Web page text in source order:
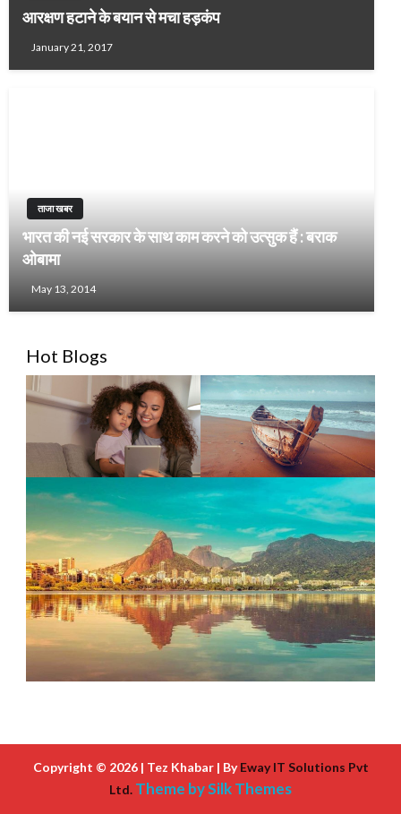
आरक्षण हटाने के बयान से मचा हड़कंप
January 21, 2017
ताजा खबर
भारत की नई सरकार के साथ काम करने को उत्सुक हैं : बराक
ओबामा
May 13, 2014
Hot Blogs
Copyright © 2026 | Tez Khabar | ByEway IT Solutions Pvt
Ltd. Theme by Silk Themes